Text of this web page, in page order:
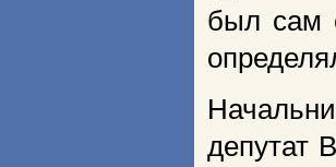
был сам
депутат